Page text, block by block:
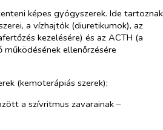
képes gyógyszerek. Ide tartoznak
a vízhajtók (diuretikumok), az
kezelésére) és az ACTH (a
ellenőrzésére
(kemoterápiás szerek);
a szívritmus zavarainak –